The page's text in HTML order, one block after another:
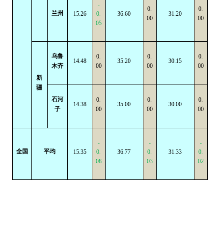
兰州 15.26
-
0.
05
36.60
0.
00
31.20
0.
00
新
疆
乌鲁
木齐
14.48
0.
00
35.20
0.
00
30.15
0.
00
石河
子
14.38
0.
00
35.00
0.
00
30.00
0.
00
全国 平均 15.35
-
0.
08
36.77
-
0.
03
31.33
-
0.
02